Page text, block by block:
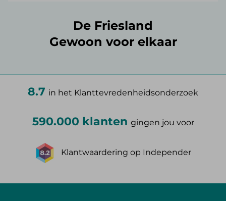
De Friesland
Gewoon voor elkaar
8.7 in het Klanttevredenheidsonderzoek
590.000 klanten gingen jou voor
Klantwaardering op Independer